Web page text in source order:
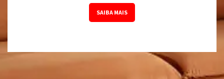
SAIBA MAIS